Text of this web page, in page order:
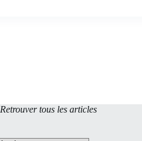
Retrouver tous les articles